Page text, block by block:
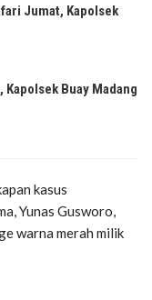
Jumat, Kapolsek
Kapolsek Buay Madang
kasus
Yunas Gusworo,
warna merah milik